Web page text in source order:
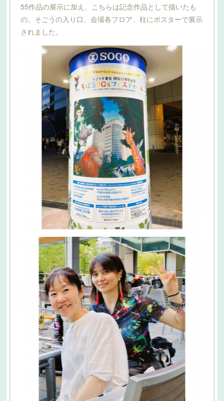
55作品の展示に加え、こちらは記念作品として描いたも
の。そごうの入り口、会場各フロア、柱にポスターで展示
されました。